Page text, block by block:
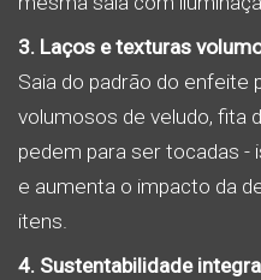
3. Laços e texturas
Saia do padrão do enfeite
volumosos de veludo, fita
pedem para ser tocadas -
e aumenta o impacto da
itens.
4. Sustentabilidade